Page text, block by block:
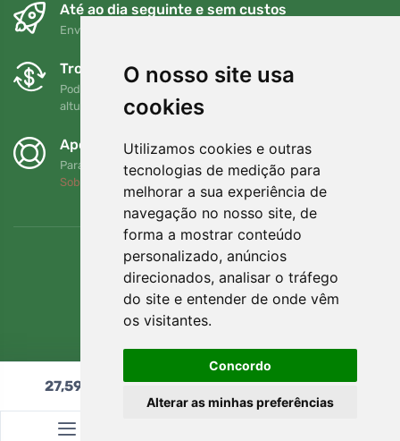
O nosso site usa
cookies
Utilizamos cookies e outras
tecnologias de medição para
melhorar a sua experiência de
navegação no nosso site, de
forma a mostrar conteúdo
personalizado, anúncios
direcionados, analisar o tráfego
do site e entender de onde vêm
os visitantes.
Concordo
Alterar as minhas preferências
Até ao dia seguinte e sem custos
Envio gratuito para encomendas superiores a 80 EUR
Trocas e devoluções gratuitas
Pode devolver ou trocar a sua encomenda em qualquer
altura no prazo de 90 dias
Apoiamos a Trees.org
Para cada encomenda plantamos uma árvore! Leia mais
Sobre nós
27,59 Adicionar ao carrinho